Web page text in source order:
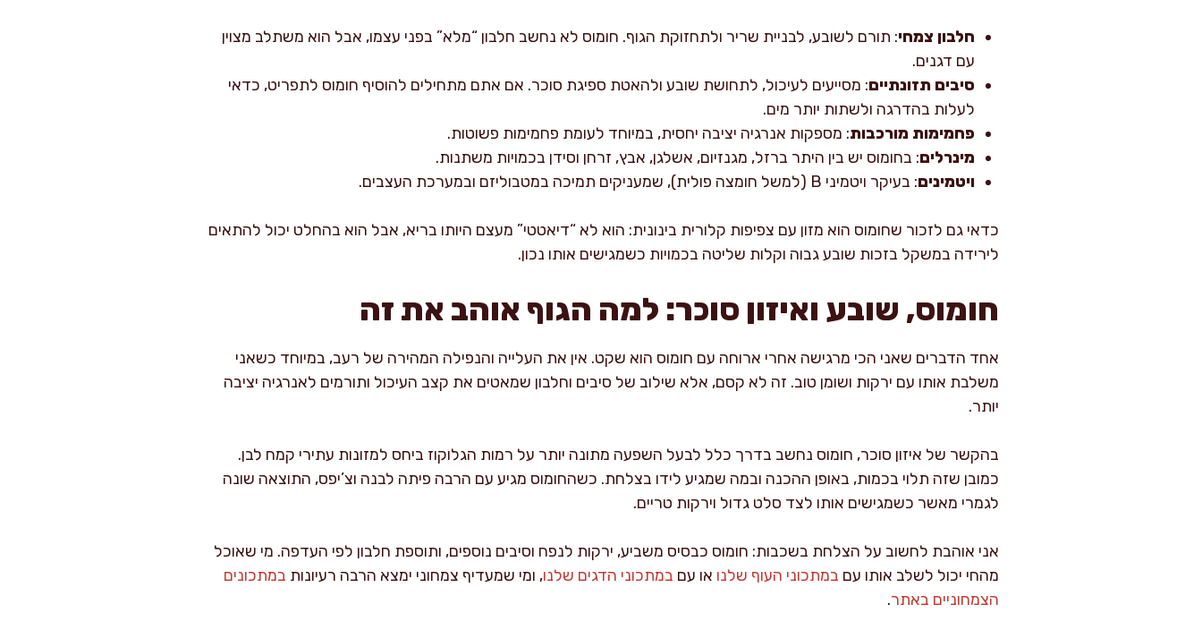
חלבון צמחי: תורם לשובע, לבניית שריר ולתחזוקת הגוף. חומוס לא נחשב חלבון “מלא” בפני עצמו, אבל הוא משתלב מצוין
עם דגנים.
סיבים תזונתיים: מסייעים לעיכול, לתחושת שובע ולהאטת ספיגת סוכר. אם אתם מתחילים להוסיף חומוס לתפריט, כדאי
לעלות בהדרגה ולשתות יותר מים.
פחמימות מורכבות: מספקות אנרגיה יציבה יחסית, במיוחד לעומת פחמימות פשוטות.
מינרלים: בחומוס יש בין היתר ברזל, מגנזיום, אשלגן, אבץ, זרחן וסידן בכמויות משתנות.
ויטמינים: בעיקר ויטמיני B (למשל חומצה פולית), שמעניקים תמיכה במטבוליזם ובמערכת העצבים.
כדאי גם לזכור שחומוס הוא מזון עם צפיפות קלורית בינונית: הוא לא “דיאטטי” מעצם היותו בריא, אבל הוא בהחלט יכול להתאים
לירידה במשקל בזכות שובע גבוה וקלות שליטה בכמויות כשמגישים אותו נכון.
חומוס, שובע ואיזון סוכר: למה הגוף אוהב את זה
אחד הדברים שאני הכי מרגישה אחרי ארוחה עם חומוס הוא שקט. אין את העלייה והנפילה המהירה של רעב, במיוחד כשאני
משלבת אותו עם ירקות ושומן טוב. זה לא קסם, אלא שילוב של סיבים וחלבון שמאטים את קצב העיכול ותורמים לאנרגיה יציבה
יותר.
בהקשר של איזון סוכר, חומוס נחשב בדרך כלל לבעל השפעה מתונה יותר על רמות הגלוקוז ביחס למזונות עתירי קמח לבן.
כמובן שזה תלוי בכמות, באופן ההכנה ובמה שמגיע לידו בצלחת. כשהחומוס מגיע עם הרבה פיתה לבנה וצ’יפס, התוצאה שונה
לגמרי מאשר כשמגישים אותו לצד סלט גדול וירקות טריים.
אני אוהבת לחשוב על הצלחת בשכבות: חומוס כבסיס משביע, ירקות לנפח וסיבים נוספים, ותוספת חלבון לפי העדפה. מי שאוכל
מהחי יכול לשלב אותו עם במתכוני העוף שלנו או עם במתכוני הדגים שלנו, ומי שמעדיף צמחוני ימצא הרבה רעיונות במתכונים
הצמחוניים באתר.